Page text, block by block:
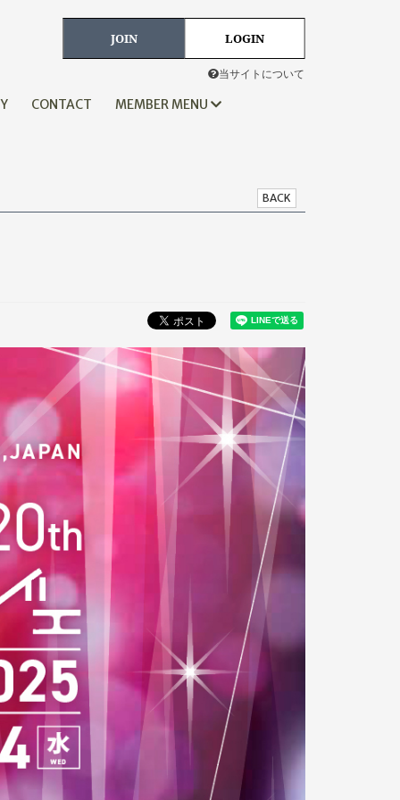
JOIN LOGIN
当サイトについて
CONTACT MEMBER MENU
BACK